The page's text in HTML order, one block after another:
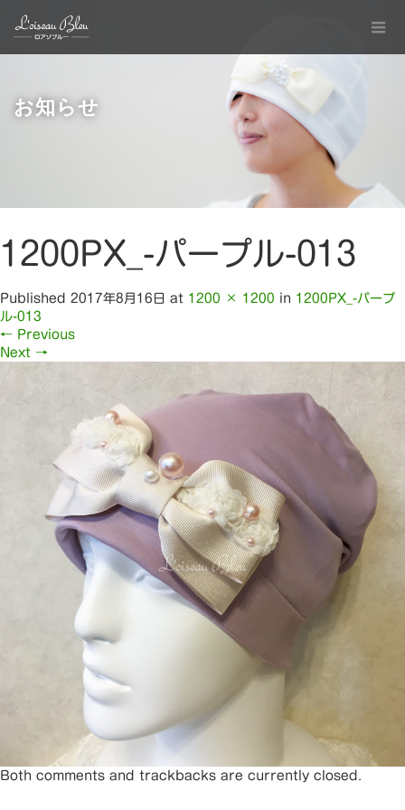
お知らせ
1200PX_-パープル-013
Published 2017年8月16日 at 1200 × 1200 in 1200PX_-パープ
ル-013
← Previous
Next →
Both comments and trackbacks are currently closed.